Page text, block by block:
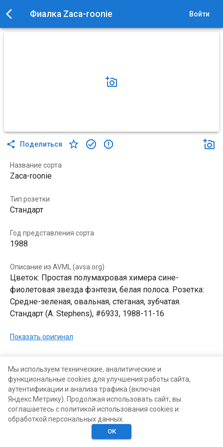
Фиалка Zaca-roonie Войти
Поделиться
Название сорта
Zaca-roonie
Тип розетки
Стандарт
Год представления сорта
1988
Описание из AVML (avsa.org)
Цветок: Простая полумахровая химера сине-
фиолетовая звезда фэнтези, белая полоса. Розетка:
Средне-зеленая, овальная, стеганая, зубчатая.
Стандарт (A. Stephens), #6933, 1988-11-16
Показать оригинал
Хотелки
Мы используем технические, аналитические и
функциональные cookies для улучшения работы сайта,
аутентификации и анализа трафика (включая
Яндекс.Метрику). Продолжая использовать сайт, вы
соглашаетесь с политикой использования cookies и
обработкой персональных данных.
ОК